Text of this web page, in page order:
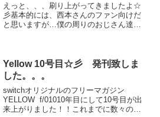
えっと、、、刷り上がってきましたよ☆
彡基本的には、西本さんのファン向けだ
と思いますが…僕の周りのおじさん達
の域を超えています（爆）サキ...
Yellow 10号目☆彡 発刊致しま
した。。。
switchオリジナルのフリーマガジン
YELLOW f/01010年目にして10号目が出
来上がりました！！これまでに数々のメ